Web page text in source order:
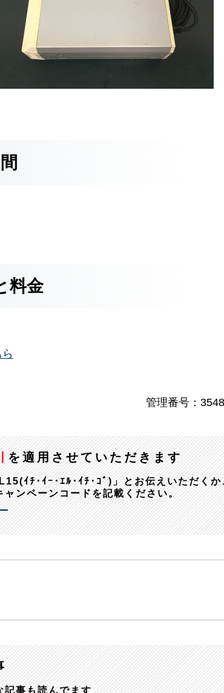
料金
管理番号：
を適用させていただきます
ｲﾁ･ｲｰ･ｴﾙ･ｲﾁ･ｺﾞ)」とお伝えいただくか
ンペーンコードを記載ください。
記事も読んでます